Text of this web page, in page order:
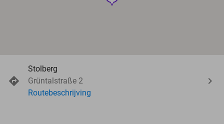
Stolberg
Grüntalstraße 2
Routebeschrijving